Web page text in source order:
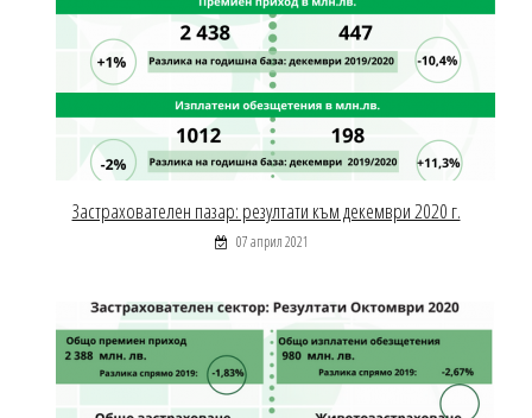
Застрахователен пазар: резултати към декември 2020 г.
07 април 2021